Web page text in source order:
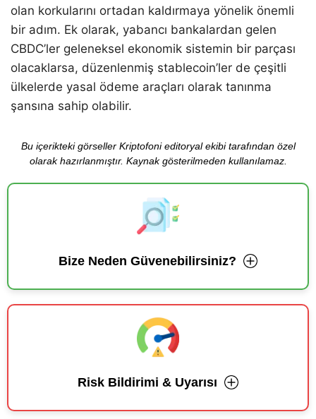
olan korkularını ortadan kaldırmaya yönelik önemli
bir adım. Ek olarak, yabancı bankalardan gelen
CBDC’ler geleneksel ekonomik sistemin bir parçası
olacaklarsa, düzenlenmiş stablecoin’ler de çeşitli
ülkelerde yasal ödeme araçları olarak tanınma
şansına sahip olabilir.
Bu içerikteki görseller Kriptofoni editoryal ekibi tarafından özel
olarak hazırlanmıştır. Kaynak gösterilmeden kullanılamaz.
Bize Neden Güvenebilirsiniz?
Risk Bildirimi & Uyarısı